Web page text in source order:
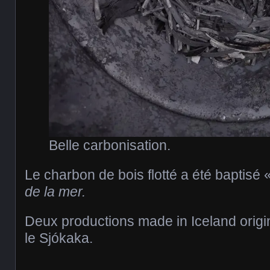
Belle carbonisation.
Le charbon de bois flotté a été baptisé
de la mer.
Deux productions made in Iceland
le Sjókaka.